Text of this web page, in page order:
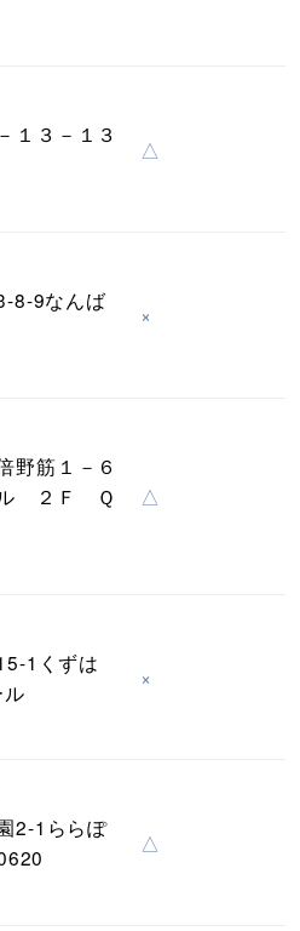
１３－１３
△
8-9なんば
×
野筋１－６
ル ２Ｆ Ｑ
△
1くずは
×
2-1ららぽ
△